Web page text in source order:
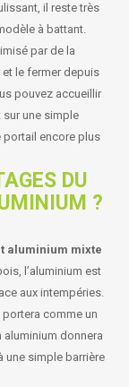
il reste très
à battant.
par de la
le fermer depuis
pouvez accueillir
une simple
portail encore plus
DU
?
aluminium mixte
l’aluminium est
aux intempéries.
portera comme un
aluminium donnera
une simple barrière